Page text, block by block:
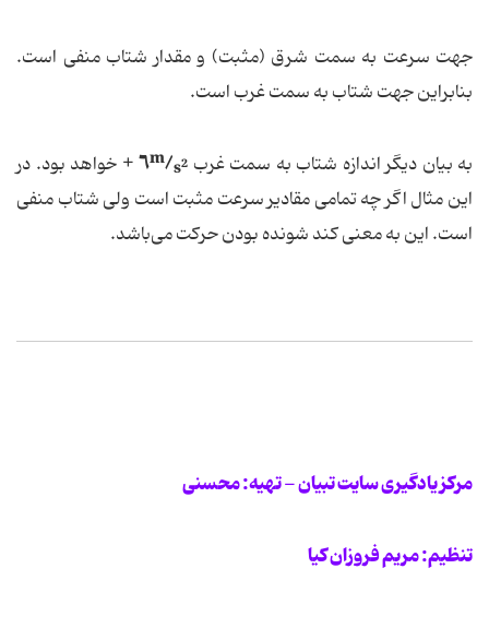
جهت سرعت به سمت شرق (مثبت) و مقدار شتاب منفی است.
بنابراین جهت شتاب به سمت غرب است.
به بیان دیگر اندازه شتاب به سمت غرب ٦m/s2
+ خواهد بود. در
این مثال اگر چه تمامی مقادیر سرعت مثبت است ولی شتاب منفی
است. این به معنی كند شونده بودن حركت می‌باشد.
مرکز یادگیری سایت تبیان - تهیه: محسنی
تنظیم:‌ مریم فروزان کیا